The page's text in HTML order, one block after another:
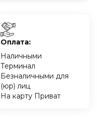
Оплата:
Наличными
Терминал
Безналичными для
(юр) лиц
На карту Приват